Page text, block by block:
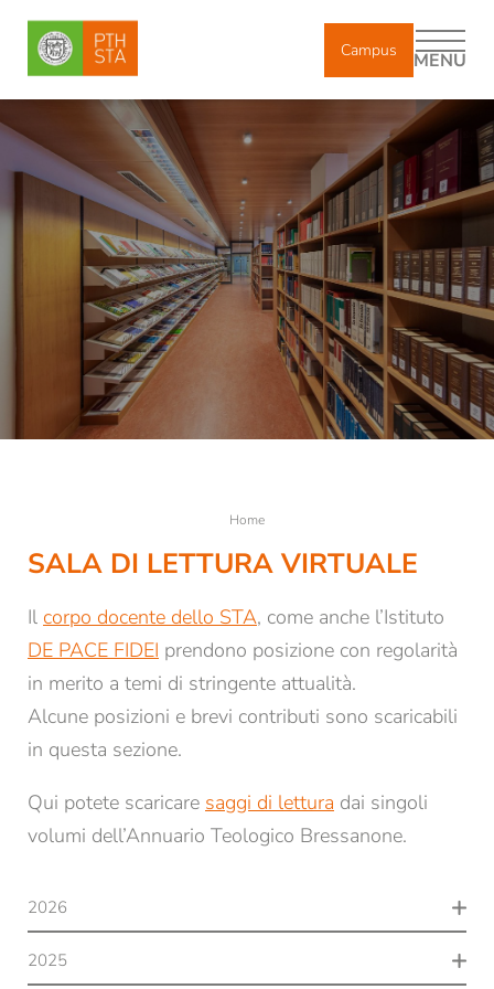
Campus MENU
IT EN
Chi siamo
Studio accademico
Formazione
Home
SALA DI LETTURA VIRTUALE
Il corpo docente dello STA, come anche l’Istituto
DE PACE FIDEI prendono posizione con regolarità
in merito a temi di stringente attualità.
Alcune posizioni e brevi contributi sono scaricabili
in questa sezione.
Qui potete scaricare saggi di lettura dai singoli
volumi dell’Annuario Teologico Bressanone.
2026
Juli
2025